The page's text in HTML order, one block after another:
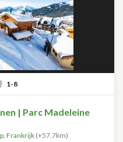
1-8
| Parc Madeleine
, Frankrijk (+57.7km)